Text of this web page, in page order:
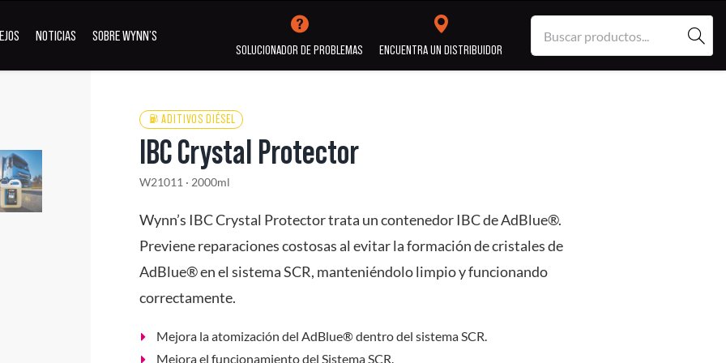
Aditivos
Aditivos
Refrigeración
Limpieza y
NOTICIAS SOBRE WYNN’S
SOLUCIONADOR DE PROBLEMAS ENCUENTRA UN DISTRIBUIDOR
ADITIVOS DIÉSEL
IBC Crystal Protector
W21011 · 2000ml
Wynn’s IBC Crystal Protector trata un contenedor IBC de AdBlue®.
Previene reparaciones costosas al evitar la formación de cristales de
AdBlue® en el sistema SCR, manteniéndolo limpio y funcionando
correctamente.
Mejora la atomización del AdBlue® dentro del sistema SCR.
Mejora el funcionamiento del Sistema SCR.